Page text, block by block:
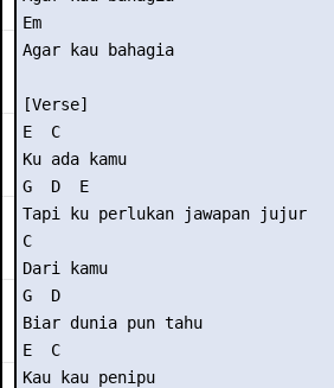
Em
Agar kau bahagia
[Verse]
E  C
Ku ada kamu
G  D  E
Tapi ku perlukan jawapan jujur
C
Dari kamu
G  D
Biar dunia pun tahu
E  C
Kau kau penipu